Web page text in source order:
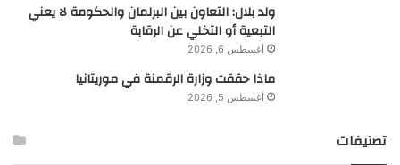
ولد بلال: التعاون بين البرلمان والحكومة لا يعني
التبعية أو التخلي عن الرقابة
أغسطس 6, 2026
ماذا حققت وزارة الرقمنة في موريتانيا
أغسطس 5, 2026
تصنيفات